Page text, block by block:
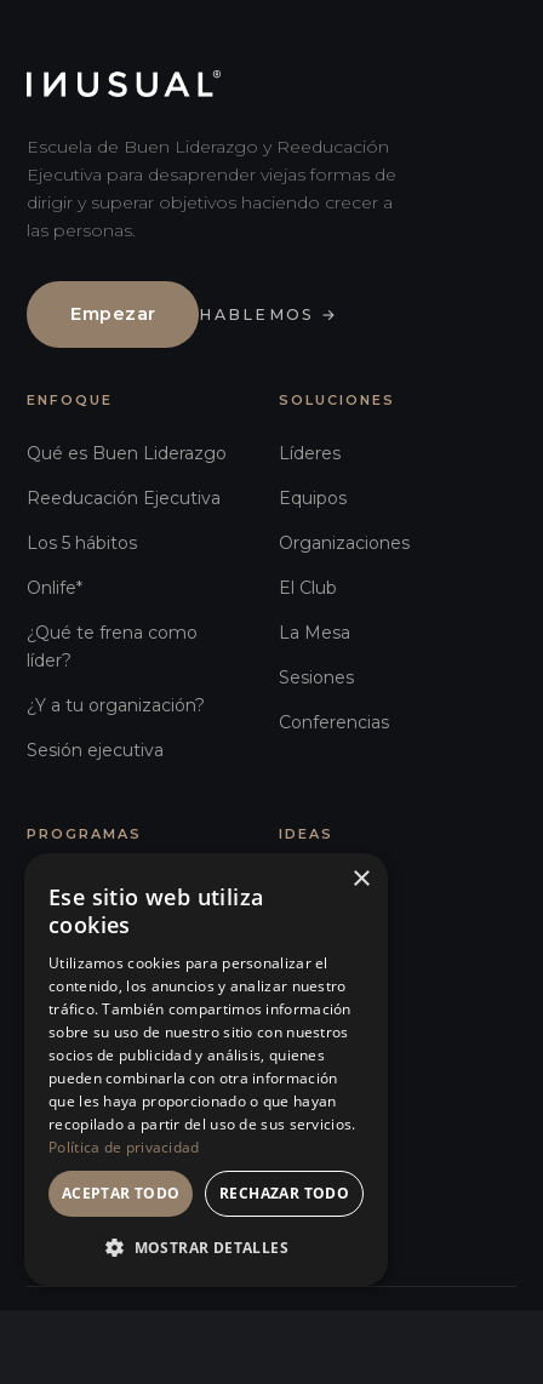
Escuela de Buen Liderazgo y Reeducación
Ejecutiva para desaprender viejas formas de
dirigir y superar objetivos haciendo crecer a
las personas.
Empezar HABLEMOS →
ENFOQUE
Qué es Buen Liderazgo
Reeducación Ejecutiva
Los 5 hábitos
Onlife*
¿Qué te frena como
líder?
¿Y a tu organización?
Sesión ejecutiva
SOLUCIONES
Líderes
Equipos
Organizaciones
El Club
La Mesa
Sesiones
Conferencias
PROGRAMAS
MBA INUSUAL
Humanos con Recursos
Recursos Inhumanos
Comunicación e
Influencia
101 Errores de liderazgo
Organizaciones Sanitarias
Ver todos…
IDEAS
Manifiesto
Eventos
×
Ese sitio web utiliza
cookies
Utilizamos cookies para personalizar el
contenido, los anuncios y analizar nuestro
tráfico. También compartimos información
sobre su uso de nuestro sitio con nuestros
socios de publicidad y análisis, quienes
pueden combinarla con otra información
que les haya proporcionado o que hayan
recopilado a partir del uso de sus servicios.
Política de privacidad
ACEPTAR TODO RECHAZAR TODO
MOSTRAR DETALLES